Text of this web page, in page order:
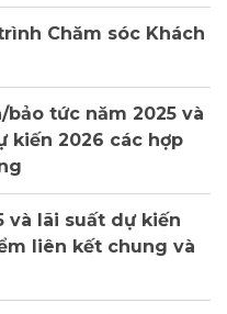
Chăm sóc Khách
tức năm 2025 và
kiến 2026 các hợp
và lãi suất dự kiến
liên kết chung và